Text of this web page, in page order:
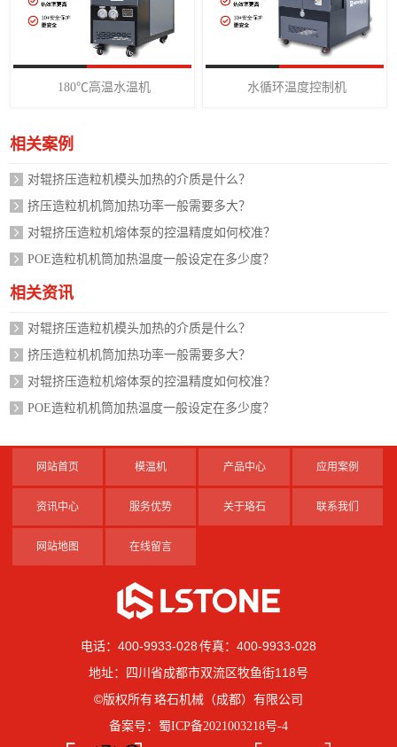
180℃高温水温机 水循环温度控制机
相关案例
对辊挤压造粒机模头加热的介质是什么？
挤压造粒机机筒加热功率一般需要多大？
对辊挤压造粒机熔体泵的控温精度如何校准？
POE造粒机机筒加热温度一般设定在多少度？
相关资讯
对辊挤压造粒机模头加热的介质是什么？
挤压造粒机机筒加热功率一般需要多大？
对辊挤压造粒机熔体泵的控温精度如何校准？
POE造粒机机筒加热温度一般设定在多少度？
网站首页 模温机 产品中心 应用案例
资讯中心 服务优势 关于珞石 联系我们
网站地图 在线留言
电话：400-9933-028 传真：400-9933-028
地址：四川省成都市双流区牧鱼街118号
©版权所有 珞石机械（成都）有限公司
备案号： 蜀ICP备2021003218号-4